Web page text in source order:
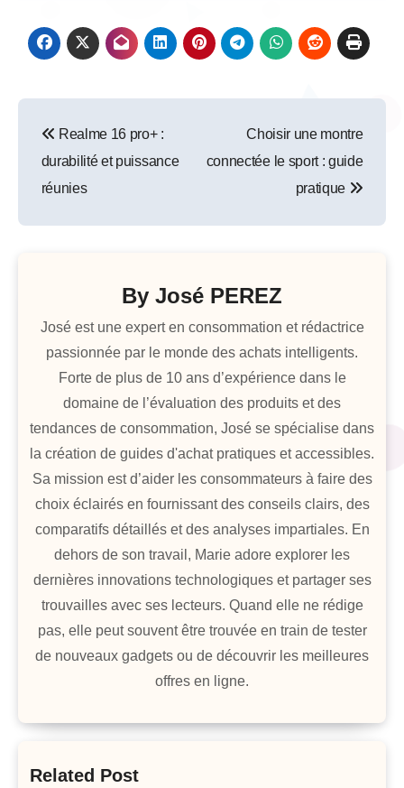
de
l’article
Realme 16 pro+ :
durabilité et puissance
réunies
Choisir une montre
connectée le sport : guide
pratique
By José PEREZ
José est une expert en consommation et rédactrice
passionnée par le monde des achats intelligents.
Forte de plus de 10 ans d’expérience dans le
domaine de l’évaluation des produits et des
tendances de consommation, José se spécialise dans
la création de guides d'achat pratiques et accessibles.
Sa mission est d’aider les consommateurs à faire des
choix éclairés en fournissant des conseils clairs, des
comparatifs détaillés et des analyses impartiales. En
dehors de son travail, Marie adore explorer les
dernières innovations technologiques et partager ses
trouvailles avec ses lecteurs. Quand elle ne rédige
pas, elle peut souvent être trouvée en train de tester
de nouveaux gadgets ou de découvrir les meilleures
offres en ligne.
Related Post